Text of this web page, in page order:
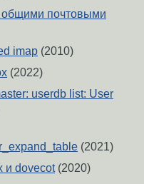
общими почтовыми
imap (2010)
(2022)
userdb list: User
(2021)
и dovecot(2020)